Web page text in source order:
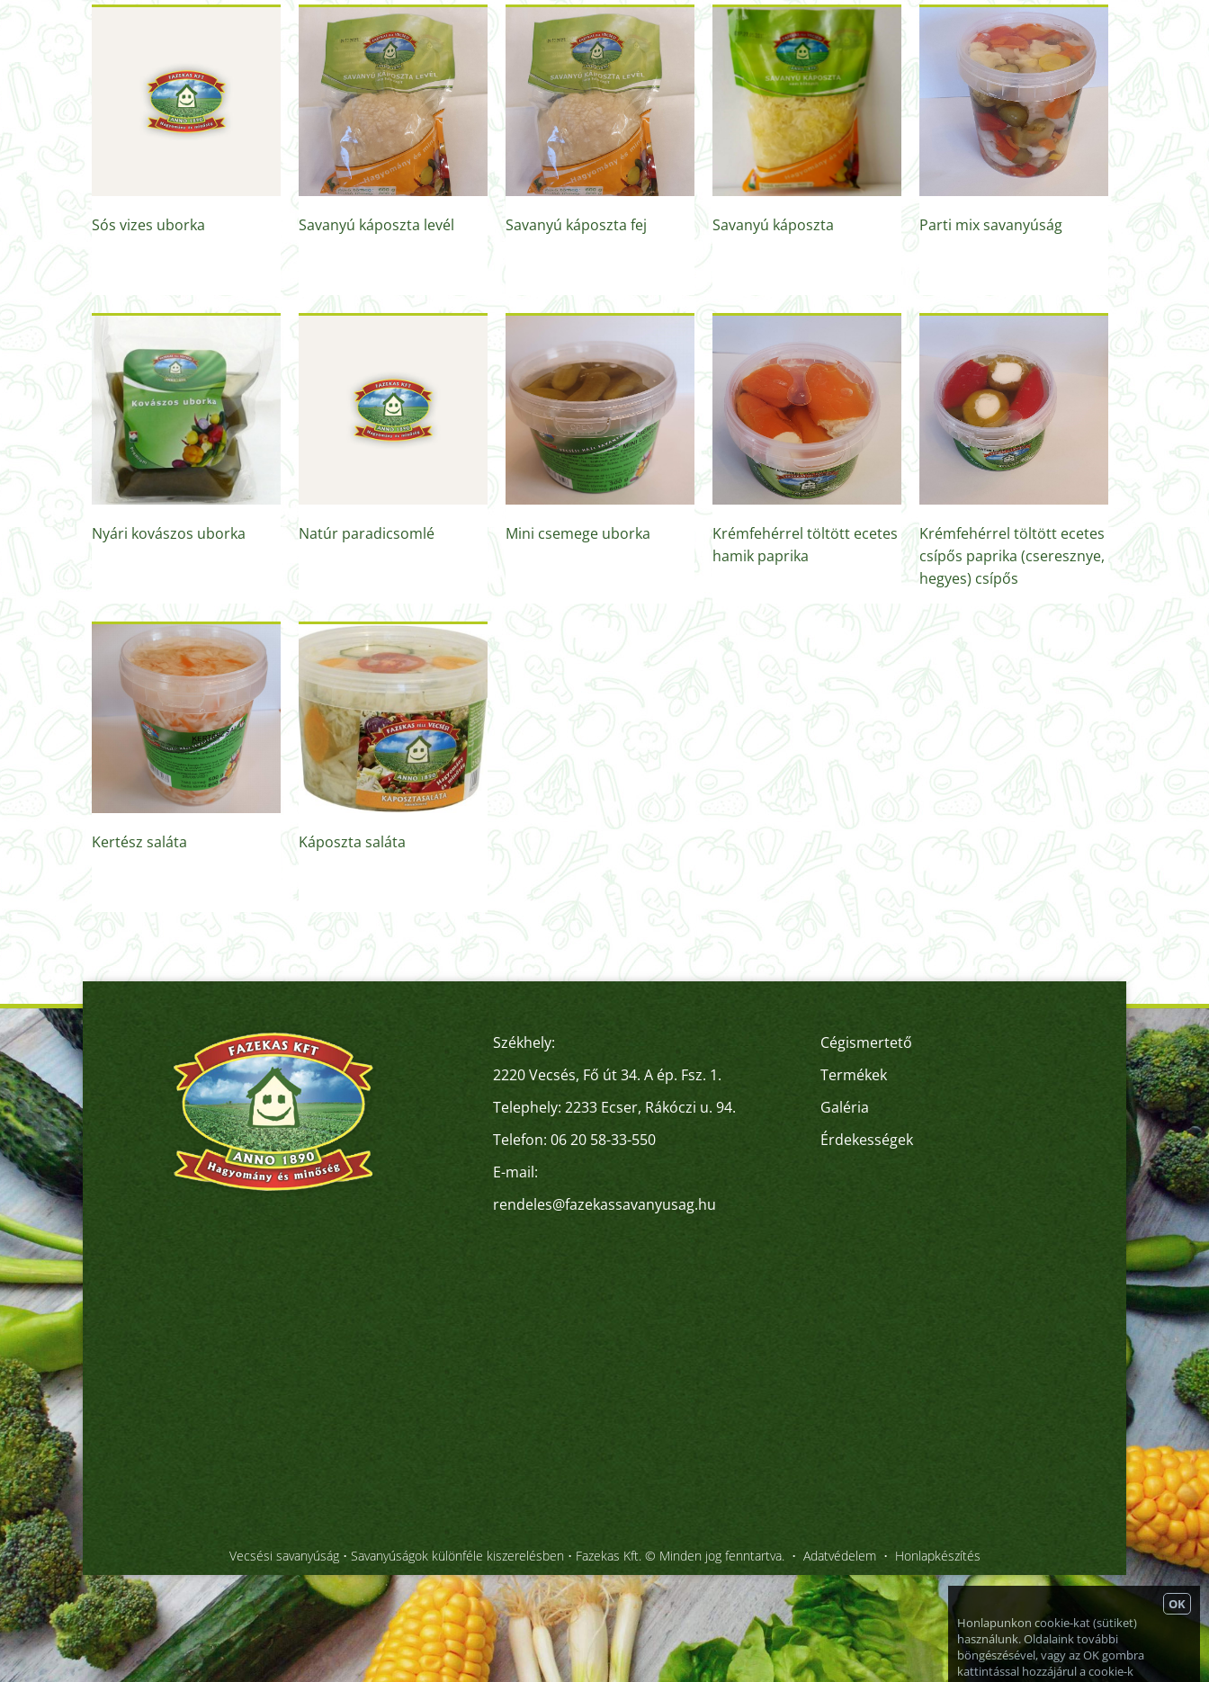
Sós vizes uborka Savanyú káposzta levél Savanyú káposzta fej Savanyú káposzta Parti mix savanyúság
Nyári kovászos uborka Natúr paradicsomlé Mini csemege uborka
Krémfehérrel töltött ecetes
hamik paprika
Krémfehérrel töltött ecetes
csípős paprika (cseresznye,
hegyes) csípős
Kertész saláta Káposzta saláta
Székhely:
2220 Vecsés, Fő út 34. A ép. Fsz. 1.
Telephely: 2233 Ecser, Rákóczi u. 94.
Telefon: 06 20 58-33-550
E-mail:
rendeles@fazekassavanyusag.hu
Cégismertető
Termékek
Galéria
Érdekességek
Vecsési savanyúság• Savanyúságok különféle kiszerelésben • Fazekas Kft. © Minden jog fenntartva. • Adatvédelem• Honlapkészítés
OK
Honlapunkon cookie-kat (sütiket)
használunk. Oldalaink további
böngészésével, vagy az OK gombra
kattintással hozzájárul a cookie-k